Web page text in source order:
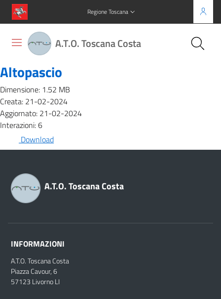
Regione Toscana
A.T.O. Toscana Costa
Altopascio
Dimensione: 1.52 MB
Creata: 21-02-2024
Aggiornato: 21-02-2024
Interazioni: 6
Download
A.T.O. Toscana Costa
INFORMAZIONI
A.T.O. Toscana Costa
Piazza Cavour, 6
57123 Livorno LI